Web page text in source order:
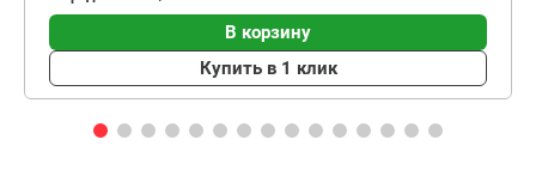
В корзину
Купить в 1 клик